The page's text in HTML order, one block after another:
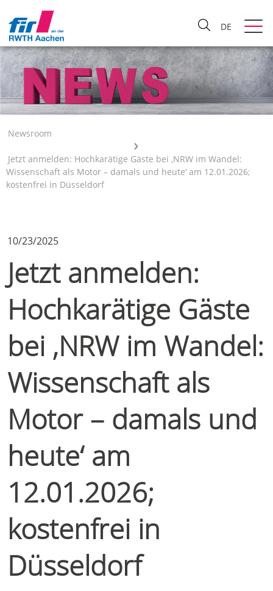
DE
Newsroom
Jetzt anmelden: Hochkarätige Gäste bei ‚NRW im Wandel:
Wissenschaft als Motor – damals und heute‘ am 12.01.2026;
kostenfrei in Düsseldorf
10/23/2025
Jetzt anmelden:
Hochkarätige Gäste
bei ‚NRW im Wandel:
Wissenschaft als
Motor – damals und
heute‘ am
12.01.2026;
kostenfrei in
Düsseldorf